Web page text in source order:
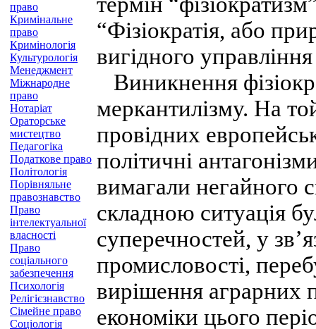
право
Кримінальне
право
Кримінологія
Культурологія
Менеджмент
Міжнародне
право
Нотаріат
Ораторське
мистецтво
Педагогіка
Податкове право
Політологія
Порівняльне
правознавство
Право
інтелектуальної
власності
Право
соціального
забезпечення
Психологія
Релігієзнавство
Сімейне право
Соціологія
“Фізіократія, або
вигідного
Виникнення
меркантилізму. На
провідних
політичні
вимагали негайного
складною ситуація
суперечностей, у
промисловості,
вирішення аграрних
економіки цього